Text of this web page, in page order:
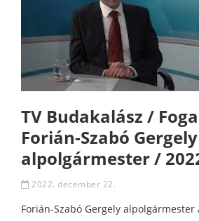
TV Budakalász /
Forián-Szabó Gergely
alpolgármester /
2022. december 22.
Forián-Szabó Gergely alpolgármester